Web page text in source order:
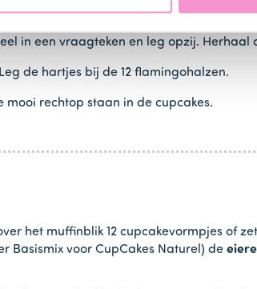
kleur. Rol een slangetje van 7 à 8 cm. Dit
in een vraagteken en leg opzij. Herhaal
de hartjes bij de 12 flamingohalzen.
mooi rechtop staan in de cupcakes.
het muffinblik 12 cupcakevormpjes of
Basismix voor CupCakes Naturel) de